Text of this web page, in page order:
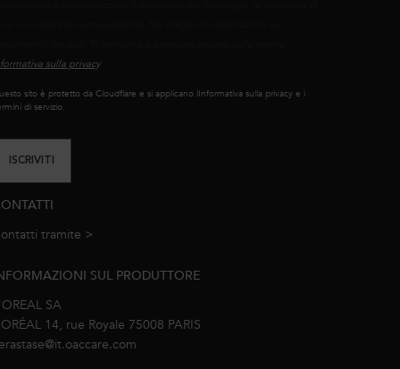
sulla privacy.
sito è protetto da Cloudflare e si applicano lInformativa sulla privacy e i
di servizio.
ISCRIVITI
tramite >
SUL PRODUTTORE
SA
14, rue Royale 75008 PARIS